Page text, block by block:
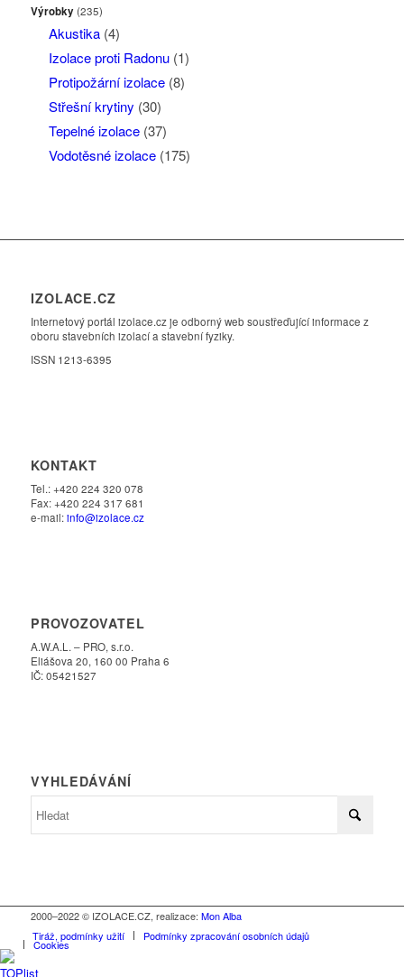
Výrobky(235)
Akustika(4)
Izolace proti Radonu(1)
Protipožární izolace(8)
Střešní krytiny (30)
Tepelné izolace(37)
Vodotěsné izolace(175)
IZOLACE.CZ
Internetový portál izolace.cz je odborný web soustřeďující informace z
oboru stavebních izolací a stavební fyziky.
ISSN 1213-6395
KONTAKT
Tel.: +420 224 320 078
Fax: +420 224 317 681
e-mail:info@izolace.cz
PROVOZOVATEL
A.W.A.L. – PRO, s.r.o.
Eliášova 20, 160 00 Praha 6
IČ: 05421527
VYHLEDÁVÁNÍ
2000–2022 © IZOLACE.CZ, realizace: Mon Alba
Tiráž, podmínky užití
Podmínky zpracování osobních údajů
Cookies